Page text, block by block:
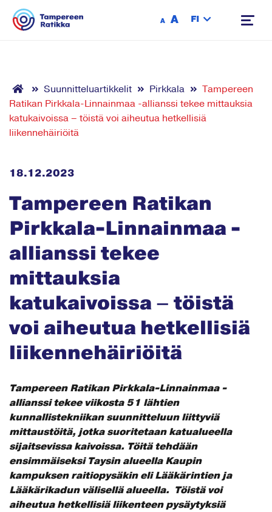
A A FI
Suunnitteluartikkelit Pirkkala
Tampereen
Ratikan Pirkkala-Linnainmaa -allianssi tekee mittauksia
katukaivoissa – töistä voi aiheutua hetkellisiä
liikennehäiriöitä
18.12.2023
Tampereen Ratikan
Pirkkala-Linnainmaa -
allianssi tekee
mittauksia
katukaivoissa – töistä
voi aiheutua hetkellisiä
liikennehäiriöitä
Tampereen Ratikan Pirkkala-Linnainmaa -
allianssi tekee viikosta 51 lähtien
kunnallistekniikan suunnitteluun liittyviä
mittaustöitä, jotka suoritetaan katualueella
sijaitsevissa kaivoissa. Töitä tehdään
ensimmäiseksi Taysin alueella Kaupin
kampuksen raitiopysäkin eli Lääkärintien ja
Lääkärikadun välisellä alueella. Töistä voi
aiheutua hetkellisiä liikenteen pysäytyksiä